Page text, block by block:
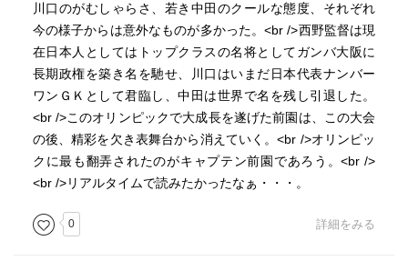
川口のがむしゃらさ、若き中田のクールな態度、それぞれ
今の様子からは意外なものが多かった。<br />西野監督は現
在日本人としてはトップクラスの名将としてガンバ大阪に
長期政権を築き名を馳せ、川口はいまだ日本代表ナンバー
ワンＧＫとして君臨し、中田は世界で名を残し引退した。
<br />このオリンピックで大成長を遂げた前園は、この大会
の後、精彩を欠き表舞台から消えていく。<br />オリンピッ
クに最も翻弄されたのがキャプテン前園であろう。<br />
<br />リアルタイムで読みたかったなぁ・・・。
0 詳細をみる